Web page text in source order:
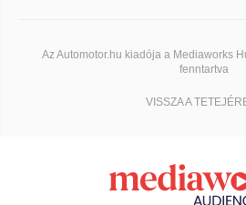
Az Automotor.hu kiadója a Mediaworks
fenntartva
VISSZA A